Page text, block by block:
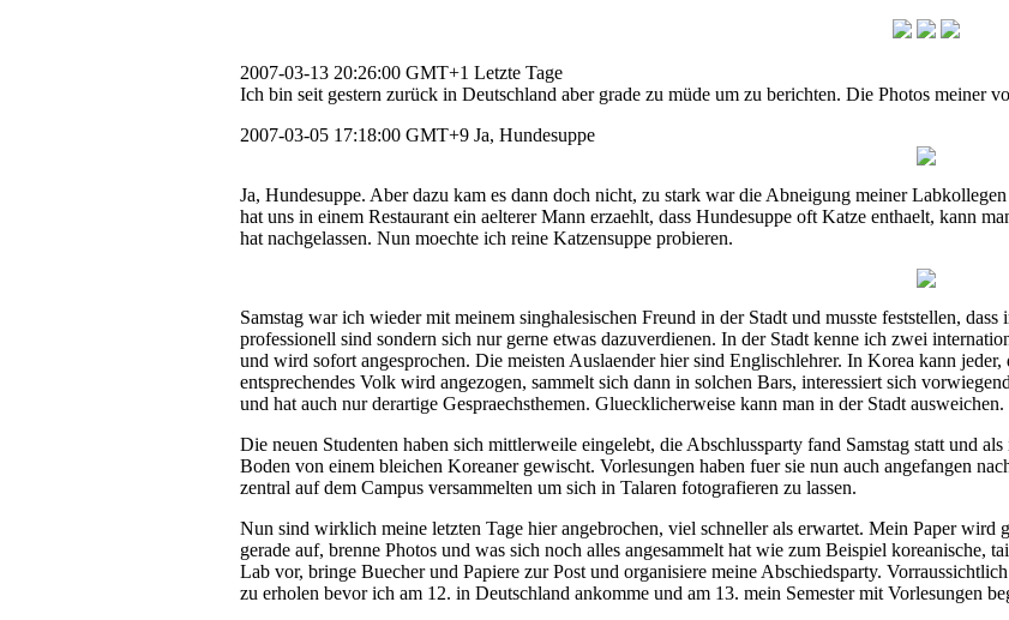
2007-03-13 20:26:00 GMT+1 Letzte Tage
Ich bin seit gestern zurück in Deutschland aber grade zu müde um zu berichten. Die Photos meiner
2007-03-05 17:18:00 GMT+9 Ja, Hundesuppe
Ja, Hundesuppe. Aber dazu kam es dann doch nicht, zu stark war die Abneigung meiner
hat uns in einem Restaurant ein aelterer Mann erzaehlt, dass Hundesuppe oft Katze enthaelt, kann
hat nachgelassen. Nun moechte ich reine Katzensuppe probieren.
Samstag war ich wieder mit meinem singhalesischen Freund in der Stadt und musste feststellen,
professionell sind sondern sich nur gerne etwas dazuverdienen. In der Stadt kenne ich zwei
und wird sofort angesprochen. Die meisten Auslaender hier sind Englischlehrer. In Korea kann
entsprechendes Volk wird angezogen, sammelt sich dann in solchen Bars, interessiert sich
und hat auch nur derartige Gespraechsthemen. Gluecklicherweise kann man in der Stadt ausweichen.
Die neuen Studenten haben sich mittlerweile eingelebt, die Abschlussparty fand Samstag statt und
Boden von einem bleichen Koreaner gewischt. Vorlesungen haben fuer sie nun auch angefangen
zentral auf dem Campus versammelten um sich in Talaren fotografieren zu lassen.
Nun sind wirklich meine letzten Tage hier angebrochen, viel schneller als erwartet. Mein Paper wird
gerade auf, brenne Photos und was sich noch alles angesammelt hat wie zum Beispiel koreanische,
Lab vor, bringe Buecher und Papiere zur Post und organisiere meine Abschiedsparty.
zu erholen bevor ich am 12. in Deutschland ankomme und am 13. mein Semester mit Vorlesungen